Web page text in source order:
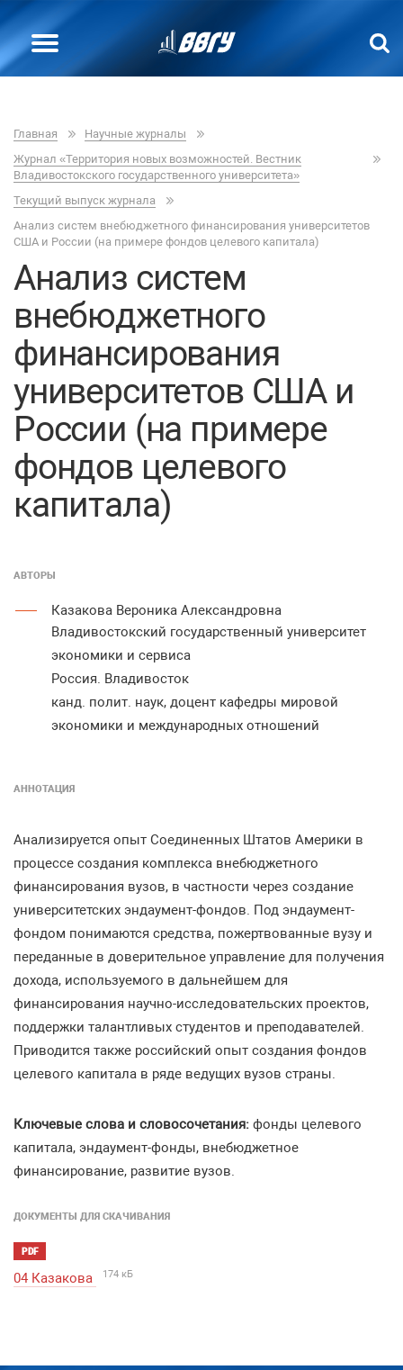
Главная
Научные журналы
Журнал «Территория новых возможностей. Вестник
Владивостокского государственного университета»
Текущий выпуск журнала
Анализ систем внебюджетного финансирования университетов
США и России (на примере фондов целевого капитала)
Анализ систем
внебюджетного
финансирования
университетов США и
России (на примере
фондов целевого
капитала)
АВТОРЫ
Казакова Вероника Александровна
Владивостокский государственный университет
экономики и сервиса
Россия. Владивосток
канд. полит. наук, доцент кафедры мировой
экономики и международных отношений
АННОТАЦИЯ
Анализируется опыт Соединенных Штатов Америки в
процессе создания комплекса внебюджетного
финансирования вузов, в частности через создание
университетских эндаумент-фондов. Под эндаумент-
фондом понимаются средства, пожертвованные вузу и
переданные в доверительное управление для получения
дохода, используемого в дальнейшем для
финансирования научно-исследовательских проектов,
поддержки талантливых студентов и преподавателей.
Приводится также российский опыт создания фондов
целевого капитала в ряде ведущих вузов страны.
Ключевые слова и словосочетания: фонды целевого
капитала, эндаумент-фонды, внебюджетное
финансирование, развитие вузов.
ДОКУМЕНТЫ ДЛЯ СКАЧИВАНИЯ
PDF
04 Казакова 174 кБ